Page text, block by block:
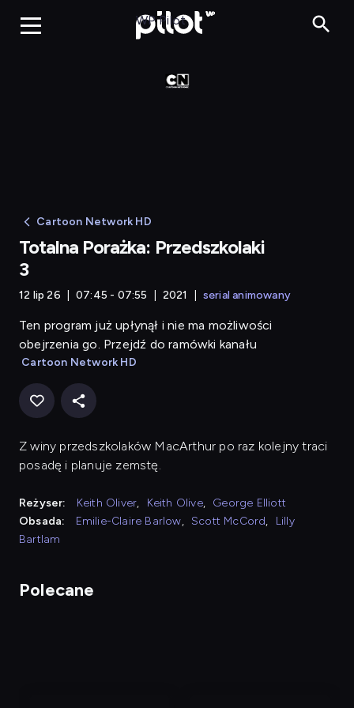
WP Pilot
Cartoon Network HD
Totalna Porażka: Przedszkolaki
3
12 lip 26 07:45 - 07:55 2021 serial animowany
Ten program już upłynął i nie ma możliwości
obejrzenia go. Przejdź do ramówki kanału
Cartoon Network HD
Z winy przedszkolaków MacArthur po raz kolejny traci
posadę i planuje zemstę.
Reżyser: Keith Oliver, Keith Olive, George Elliott
Obsada:
Emilie-Claire Barlow, Scott McCord,
Lilly
Bartlam
Polecane